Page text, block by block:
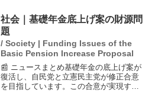
れ、特に郵政解散などが話題に上った。
小泉氏は昨年、石破首相...
社会｜基礎年金底上げ案の財源問
題
/ Society | Funding Issues of the
Basic Pension Increase Proposal
📰 ニュースまとめ基礎年金の底上げ案が
復活し、自民党と立憲民主党が修正合意
を目指しています。この合意が実現すれ